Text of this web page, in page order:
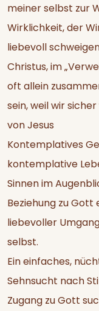
meiner selbst zur
Wirklichkeit, der
liebevoll
Christus, im
oft allein
sein, weil wir
von Jesus
Kontemplatives
kontemplative
Sinnen im
Beziehung zu
liebevoller
selbst.
Ein einfaches,
Sehnsucht nach
Zugang zu Gott